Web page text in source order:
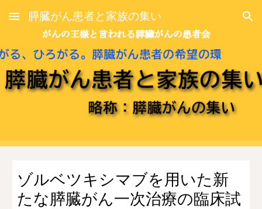
Skip to main content Skip to navigation
膵臓がん患者と家族の集い
ゾルベツキシマブを用いた新
たな膵臓がん一次治療の臨床試